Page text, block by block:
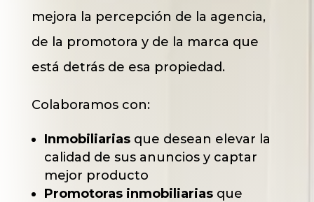
mejora la percepción de la agencia,
de la promotora y de la marca que
está detrás de esa propiedad.
Colaboramos con:
Inmobiliariasque desean elevar la
calidad de sus anuncios y captar
mejor producto
Promotoras inmobiliariasque